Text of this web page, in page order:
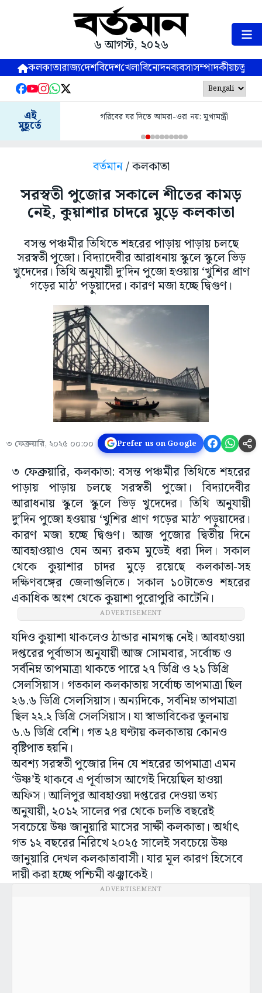
৬ আগস্ট, ২০২৬
কলকাতারাজ্যদেশবিদেশখেলাবিনোদনব্যবসাসম্পাদকীয়
এই
মুহূর্তে
গরিবের ঘর দিতে আমরা-ওরা নয়: মুখ্যমন্ত্রী
বর্তমান/ কলকাতা
সরস্বতী পুজোর সকালে শীতের কামড়
নেই, কুয়াশার চাদরে মুড়ে কলকাতা
বসন্ত পঞ্চমীর তিথিতে শহরের পাড়ায় পাড়ায় চলছে
সরস্বতী পুজো। বিদ্যাদেবীর আরাধনায় স্কুলে স্কুলে ভিড়
খুদেদের। তিথি অনুযায়ী দু’দিন পুজো হওয়ায় ‘খুশির প্রাণ
গড়ের মাঠ’ পড়ুয়াদের। কারণ মজা হচ্ছে দ্বিগুণ।
৩ ফেব্রুয়ারি, ২০২৫ ০০:০০ Prefer us on Google
৩ ফেব্রুয়ারি, কলকাতা: বসন্ত পঞ্চমীর তিথিতে শহরের
পাড়ায় পাড়ায় চলছে সরস্বতী পুজো। বিদ্যাদেবীর
আরাধনায় স্কুলে স্কুলে ভিড় খুদেদের। তিথি অনুযায়ী
দু’দিন পুজো হওয়ায় ‘খুশির প্রাণ গড়ের মাঠ’ পড়ুয়াদের।
কারণ মজা হচ্ছে দ্বিগুণ। আজ পুজোর দ্বিতীয় দিনে
আবহাওয়াও যেন অন্য রকম মুডেই ধরা দিল। সকাল
থেকে কুয়াশার চাদর মুড়ে রয়েছে কলকাতা-সহ
দক্ষিণবঙ্গের জেলাগুলিতে। সকাল ১০টাতেও শহরের
একাধিক অংশ থেকে কুয়াশা পুরোপুরি কাটেনি।
ADVERTISEMENT
যদিও কুয়াশা থাকলেও ঠান্ডার নামগন্ধ নেই। আবহাওয়া
দপ্তরের পূর্বাভাস অনুযায়ী আজ সোমবার, সর্বোচ্চ ও
সর্বনিম্ন তাপমাত্রা থাকতে পারে ২৭ ডিগ্রি ও ২১ ডিগ্রি
সেলসিয়াস। গতকাল কলকাতায় সর্বোচ্চ তাপমাত্রা ছিল
২৬.৬ ডিগ্রি সেলসিয়াস। অন্যদিকে, সর্বনিম্ন তাপমাত্রা
ছিল ২২.২ ডিগ্রি সেলসিয়াস। যা স্বাভাবিকের তুলনায়
৬.৬ ডিগ্রি বেশি। গত ২৪ ঘণ্টায় কলকাতায় কোনও
বৃষ্টিপাত হয়নি।
অবশ্য সরস্বতী পুজোর দিন যে শহরের তাপমাত্রা এমন
‘উষ্ণ’ই থাকবে এ পূর্বাভাস আগেই দিয়েছিল হাওয়া
অফিস। আলিপুর আবহাওয়া দপ্তরের দেওয়া তথ্য
অনুযায়ী, ২০১২ সালের পর থেকে চলতি বছরেই
সবচেয়ে উষ্ণ জানুয়ারি মাসের সাক্ষী কলকাতা। অর্থাৎ
গত ১২ বছরের নিরিখে ২০২৫ সালেই সবচেয়ে উষ্ণ
জানুয়ারি দেখল কলকাতাবাসী। যার মূল কারণ হিসেবে
দায়ী করা হচ্ছে পশ্চিমী ঝঞ্ঝাকেই।
ADVERTISEMENT